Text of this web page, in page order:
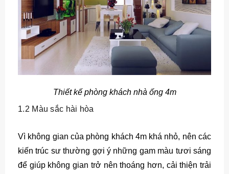
Thiết kế phòng khách nhà ống 4m
1.2 Màu sắc hài hòa
Vì không gian của phòng khách 4m khá nhỏ, nên các
kiến trúc sư thường gợi ý những gam màu tươi sáng
để giúp không gian trở nên thoáng hơn, cải thiện trải